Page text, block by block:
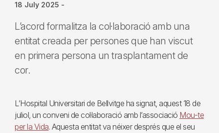
18 July 2025 -
L’acord formalitza la col·laboració amb una
entitat creada per persones que han viscut
en primera persona un trasplantament de
cor.
L’Hospital Universitari de Bellvitge ha signat, aquest 18 de
juliol, un conveni de col·laboració amb l’associació Mou-te
per la Vida. Aquesta entitat va néixer després que el seu